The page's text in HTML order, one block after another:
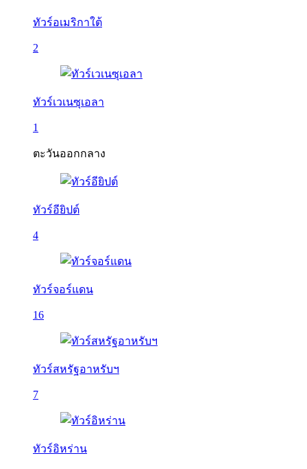
ทัวร์อเมริกาใต้
2
ทัวร์เวเนซุเอลา
1
ตะวันออกกลาง
ทัวร์อียิปต์
4
ทัวร์จอร์แดน
16
ทัวร์สหรัฐอาหรับฯ
7
ทัวร์อิหร่าน